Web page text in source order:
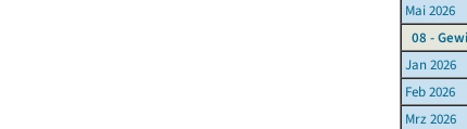
Mai 2026
08 -
Jan 2026
Feb 2026
Mrz 2026